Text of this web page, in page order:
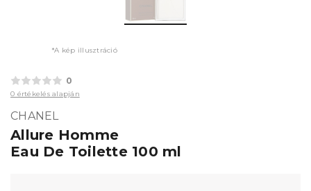
*A kép illusztráció
0
0 értékelés alapján
CHANEL
Allure Homme
Eau De Toilette 100 ml